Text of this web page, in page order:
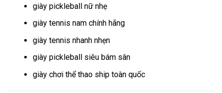
giày pickleball nữ nhẹ
giày tennis nam chính hãng
giày tennis nhanh nhẹn
giày pickleball siêu bám sân
giày chơi thể thao ship toàn quốc